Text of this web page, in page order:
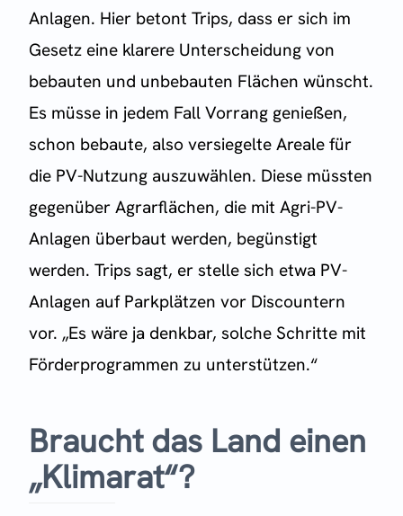
Anlagen. Hier betont Trips, dass er sich im
Gesetz eine klarere Unterscheidung von
bebauten und unbebauten Flächen wünscht.
Es müsse in jedem Fall Vorrang genießen,
schon bebaute, also versiegelte Areale für
die PV-Nutzung auszuwählen. Diese müssten
gegenüber Agrarflächen, die mit Agri-PV-
Anlagen überbaut werden, begünstigt
werden. Trips sagt, er stelle sich etwa PV-
Anlagen auf Parkplätzen vor Discountern
vor. „Es wäre ja denkbar, solche Schritte mit
Förderprogrammen zu unterstützen.“
Braucht das Land einen
„Klimarat“?